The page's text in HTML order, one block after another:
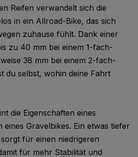
Reifen verwandelt sich die
in ein Allroad-Bike, das sich
zuhause fühlt. Dank einer
zu 40 mm bei einem 1-fach-
38 mm bei einem 2-fach-
du selbst, wohin deine Fahrt
die Eigenschaften eines
eines Gravelbikes. Ein etwas tiefer
für einen niedrigeren
für mehr Stabilität und